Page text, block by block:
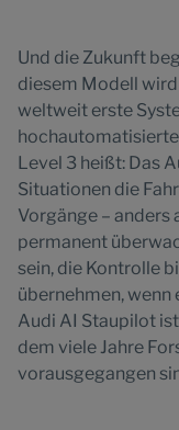
Und die Zukunft
diesem Modell
weltweit erste
Level 3 heißt: Das
Situationen die
Vorgänge – anders
permanent
sein, die Kontrolle
übernehmen,
Audi AI Staupilot
dem viele Jahre
vorausgegangen